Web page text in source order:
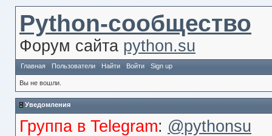
Python-сообщество
Форум сайта python.su
Главная Пользователи Найти Войти Sign up
Вы не вошли.
Уведомления
Группа в Telegram: @pythonsu